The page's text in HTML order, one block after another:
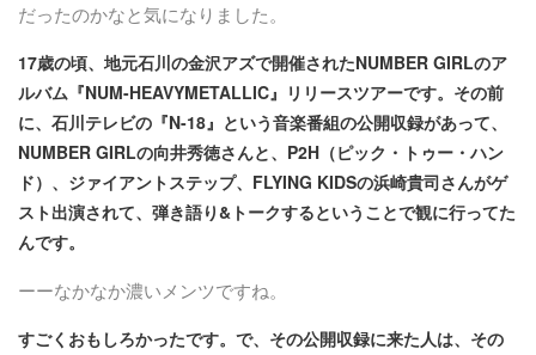
だったのかなと気になりました。
17歳の頃、地元石川の金沢アズで開催されたNUMBER GIRLのア
ルバム『NUM-HEAVYMETALLIC』リリースツアーです。その前
に、石川テレビの『N-18』という音楽番組の公開収録があって、
NUMBER GIRLの向井秀徳さんと、P2H（ピック・トゥー・ハン
ド）、ジァイアントステップ、FLYING KIDSの浜崎貴司さんがゲ
スト出演されて、弾き語り&トークするということで観に行ってた
んです。
ーーなかなか濃いメンツですね。
すごくおもしろかったです。で、その公開収録に来た人は、その